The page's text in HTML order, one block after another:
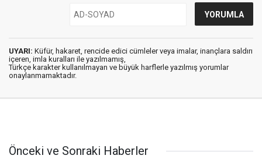
UYARI: Küfür, hakaret, rencide edici cümleler veya imalar, inançlara saldırı
içeren, imla kuralları ile yazılmamış,
Türkçe karakter kullanılmayan ve büyük harflerle yazılmış yorumlar
onaylanmamaktadır.
Önceki ve Sonraki Haberler